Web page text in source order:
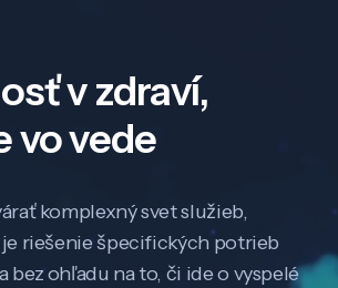
v zdraví,
vo vede
komplexný svet služieb,
riešenie špecifických potrieb
bez ohľadu na to, či ide o vyspelé